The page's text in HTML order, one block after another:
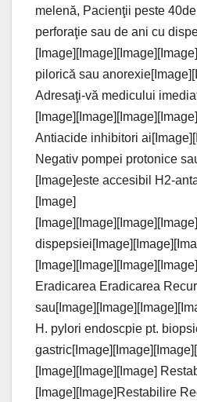
melenă, Pacienţii peste
perforaţie sau de ani cu
pilorică sau
Adresaţi-vă medicului
Antiacide inhibitori
Negativ pompei protonice
[Image]este accesibil H2-
[Image]
Eradicarea Eradicarea
H. pylori endoscpie pt.
[Image][Image][Image]
[Image][Image]Restabilire